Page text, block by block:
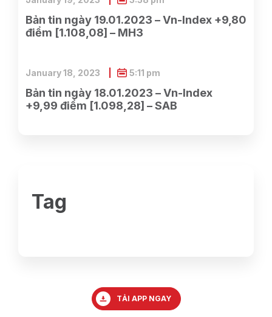
Bản tin ngày 19.01.2023 – Vn-Index +9,80
điểm [1.108,08] – MH3
Bản tin ngày 18.01.2023 – Vn-Index
+9,99 điểm [1.098,28] – SAB
January 18, 2023 5:11 pm
Tag
TẢI APP NGAY